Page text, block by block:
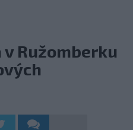
Ružomberku